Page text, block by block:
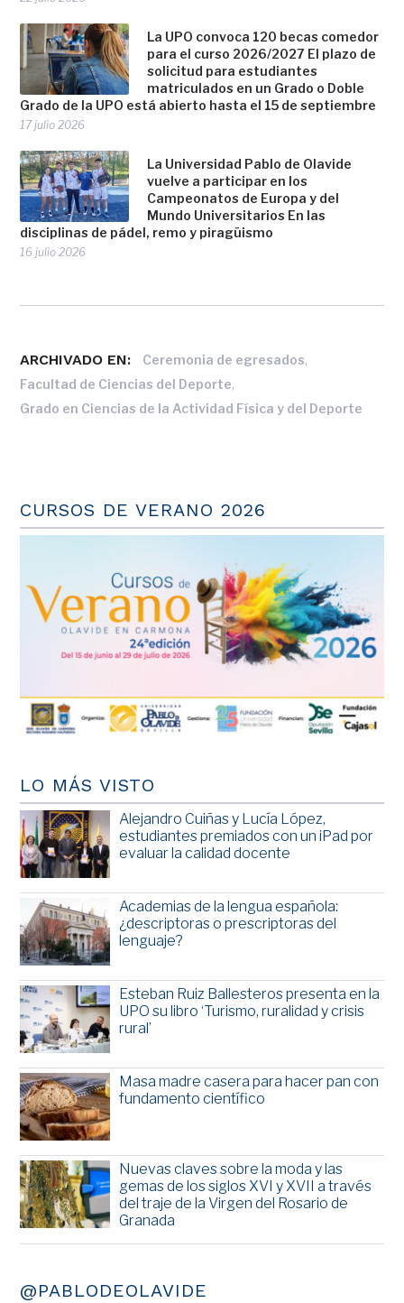
La UPO convoca 120 becas comedor
para el curso 2026/2027 El plazo de
solicitud para estudiantes
matriculados en un Grado o Doble
Grado de la UPO está abierto hasta el 15 de septiembre
17 julio 2026
La Universidad Pablo de Olavide
vuelve a participar en los
Campeonatos de Europa y del
Mundo Universitarios En las
disciplinas de pádel, remo y piragüismo
16 julio 2026
ARCHIVADO EN: Ceremonia de egresados,
Facultad de Ciencias del Deporte,
Grado en Ciencias de la Actividad Física y del Deporte
CURSOS DE VERANO 2026
LO MÁS VISTO
Alejandro Cuiñas y Lucía López,
estudiantes premiados con un iPad por
evaluar la calidad docente
Academias de la lengua española:
¿descriptoras o prescriptoras del
lenguaje?
Esteban Ruiz Ballesteros presenta en la
UPO su libro ‘Turismo, ruralidad y crisis
rural’
Masa madre casera para hacer pan con
fundamento científico
Nuevas claves sobre la moda y las
gemas de los siglos XVI y XVII a través
del traje de la Virgen del Rosario de
Granada
@PABLODEOLAVIDE